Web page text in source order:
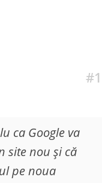
#1
ca Google va
site nou și că
pe noua